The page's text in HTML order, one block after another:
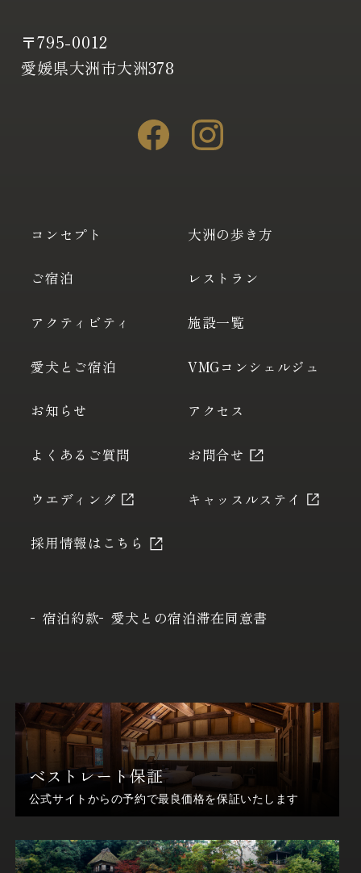
〒795-0012
愛媛県大洲市大洲378
コンセプト 大洲の歩き方
ご宿泊 レストラン
アクティビティ 施設一覧
愛犬とご宿泊 VMGコンシェルジュ
お知らせ アクセス
よくあるご質問 お問合せ
ウエディング キャッスルステイ
採用情報はこちら
宿泊約款 愛犬との宿泊滞在同意書
ベストレート保証
公式サイトからの予約で最良価格を保証いたします